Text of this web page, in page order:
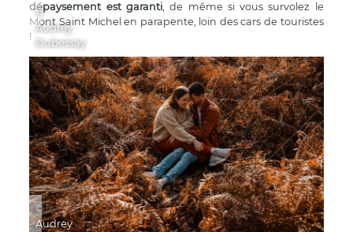
dépaysement est garanti, de même si vous survolez le
Mont Saint Michel en parapente, loin des cars de touristes
!
©
Audrey
Dubessay
©
Audrey